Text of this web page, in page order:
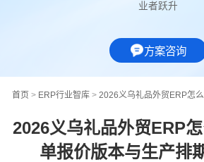
业者跃升
方案咨询
首页 > ERP行业智库 > 2026义乌礼品外贸ERP怎么选？定制
2026义乌礼品外贸ERP
单报价版本与生产排